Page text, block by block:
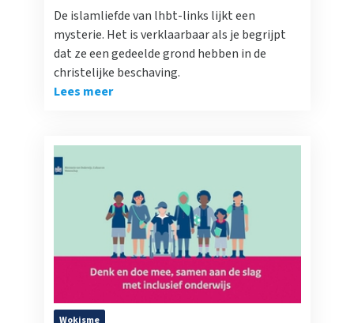
De islamliefde van lhbt-links lijkt een
mysterie. Het is verklaarbaar als je begrijpt
dat ze een gedeelde grond hebben in de
christelijke beschaving.
Lees meer
Wokisme